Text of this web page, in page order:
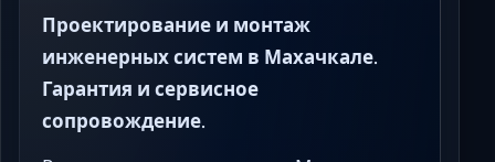
Проектирование и монтаж
инженерных систем в Махачкале.
Гарантия и сервисное
сопровождение.